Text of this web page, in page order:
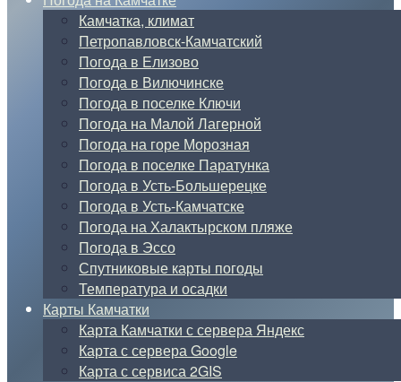
Камчатка, климат
Петропавловск-Камчатский
Погода в Елизово
Погода в Вилючинске
Погода в поселке Ключи
Погода на Малой Лагерной
Погода на горе Морозная
Погода в поселке Паратунка
Погода в Усть-Большерецке
Погода в Усть-Камчатске
Погода на Халактырском пляже
Погода в Эссо
Спутниковые карты погоды
Температура и осадки
Карты Камчатки
Карта Камчатки с сервера Яндекс
Карта с сервера Google
Карта с сервиса 2GIS